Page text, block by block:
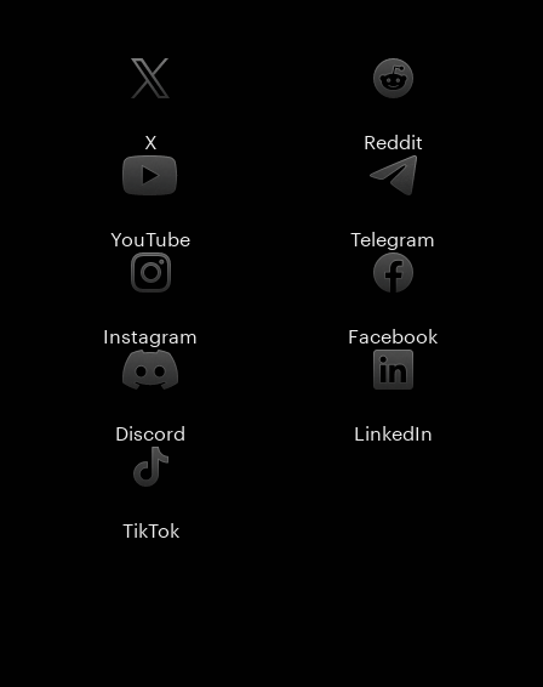
X Reddit
YouTube Telegram
Instagram Facebook
Discord LinkedIn
TikTok